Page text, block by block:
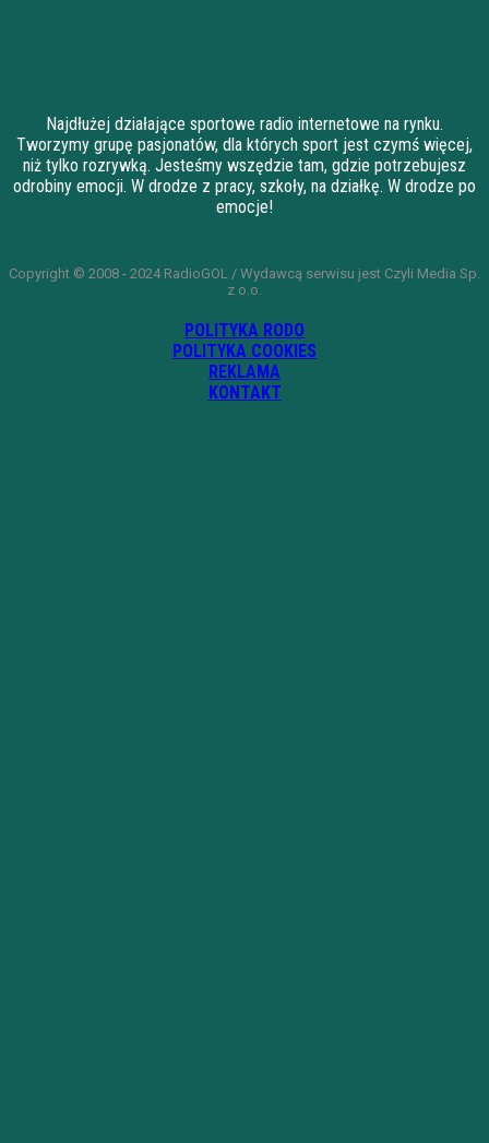
Najdłużej działające sportowe radio internetowe na rynku.
Tworzymy grupę pasjonatów, dla których sport jest czymś więcej,
niż tylko rozrywką. Jesteśmy wszędzie tam, gdzie potrzebujesz
odrobiny emocji. W drodze z pracy, szkoły, na działkę. W drodze po
emocje!
Copyright © 2008 - 2024 RadioGOL / Wydawcą serwisu jest Czyli Media Sp.
z o.o.
POLITYKA RODO
POLITYKA COOKIES
REKLAMA
KONTAKT